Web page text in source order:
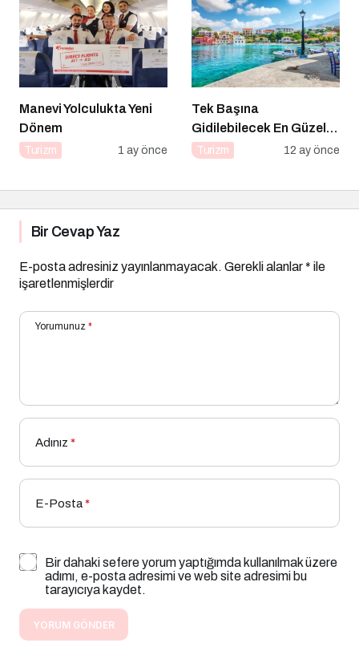
Manevi Yolculukta Yeni
Dönem
Turizm 1 ay önce
Tek Başına
Gidilebilecek En Güzel
Tatil Yerleri
Turizm 12 ay önce
Bir Cevap Yaz
E-posta adresiniz yayınlanmayacak. Gerekli alanlar* ile
işaretlenmişlerdir
Yorumunuz *
Adınız *
E-Posta*
Bir dahaki sefere yorum yaptığımda kullanılmak üzere
adımı, e-posta adresimi ve web site adresimi bu
tarayıcıya kaydet.
YORUM GÖNDER